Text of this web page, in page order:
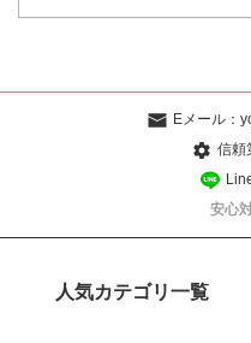
Eメール：
信頼
安心
人気カテゴリ一覧